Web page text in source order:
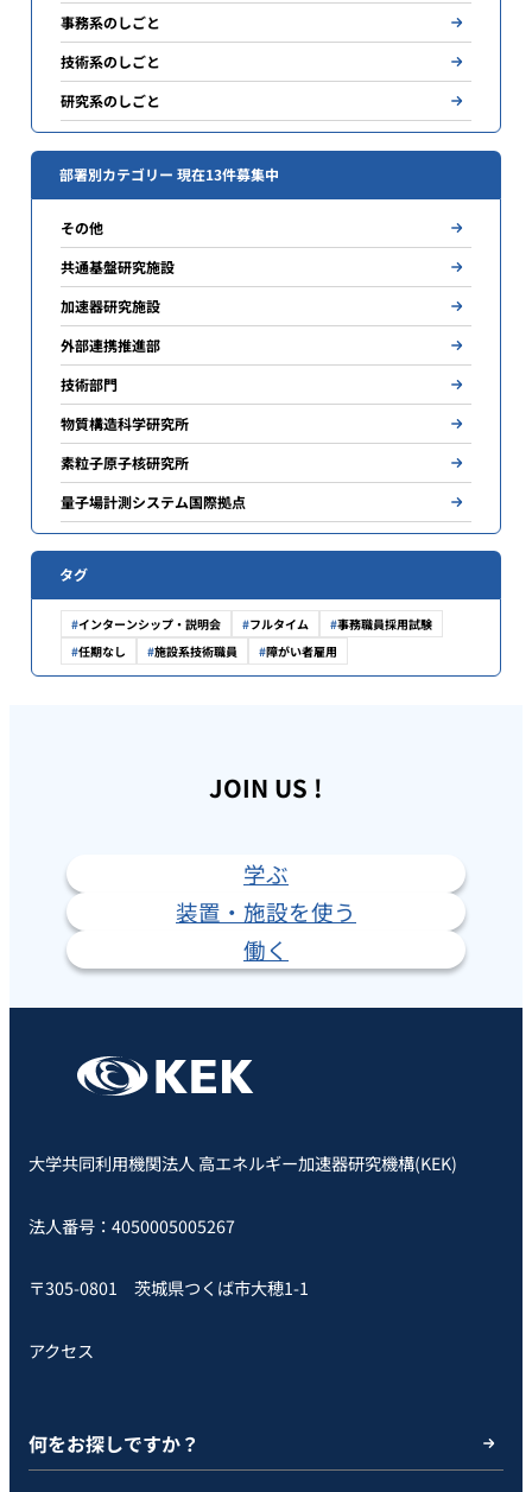
事務系のしごと
技術系のしごと
研究系のしごと
部署別カテゴリー 現在13件募集中
その他
共通基盤研究施設
加速器研究施設
外部連携推進部
技術部門
物質構造科学研究所
素粒子原子核研究所
量子場計測システム国際拠点
タグ
インターンシップ・説明会 フルタイム
事務職員採用試験
任期なし
施設系技術職員 障がい者雇用
JOIN US !
学ぶ
装置・施設を使う
働く
大学共同利用機関法人 高エネルギー加速器研究機構(KEK)
法人番号：4050005005267
〒305-0801 茨城県つくば市大穂1-1
アクセス
何をお探しですか？